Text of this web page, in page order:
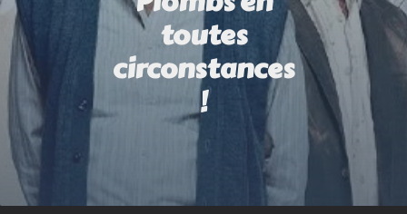
toutes
circonstances
!